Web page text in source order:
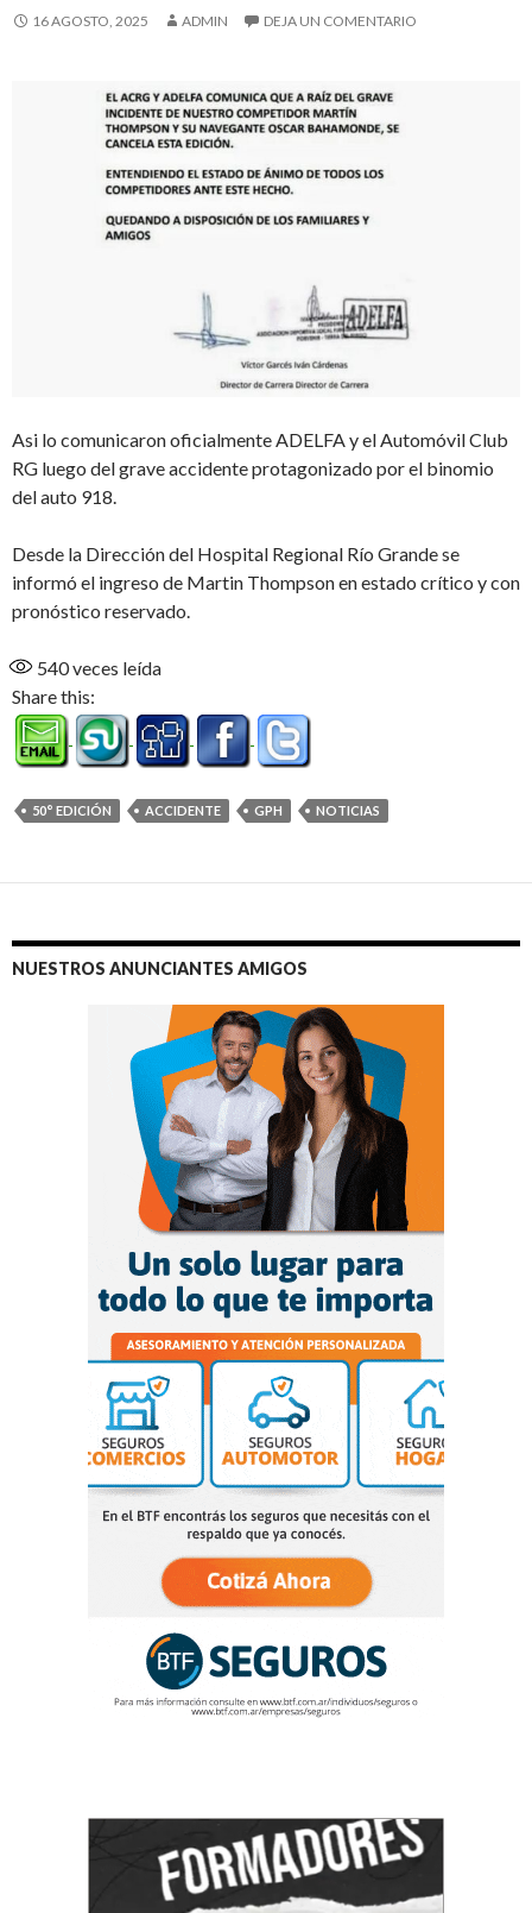
16 AGOSTO, 2025 ADMIN DEJA UN COMENTARIO
Asi lo comunicaron oficialmente ADELFA y el Automóvil Club
RG luego del grave accidente protagonizado por el binomio
del auto 918.
Desde la Dirección del Hospital Regional Río Grande se
informó el ingreso de Martin Thompson en estado crítico y con
pronóstico reservado.
540veces leída
Share this:
50° EDICIÓN ACCIDENTE GPH NOTICIAS
NUESTROS ANUNCIANTES AMIGOS